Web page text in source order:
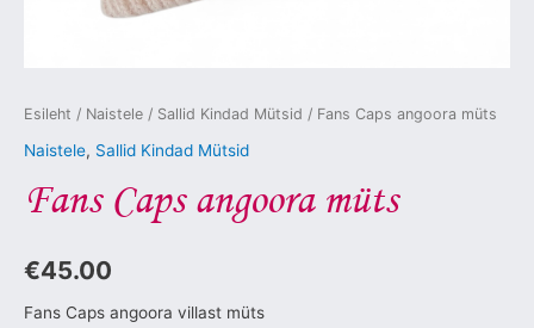
Esileht / Naistele / Sallid Kindad Mütsid / Fans Caps angoora müts
Naistele, Sallid Kindad Mütsid
Fans Caps angoora müts
€45.00
Fans Caps angoora villast müts